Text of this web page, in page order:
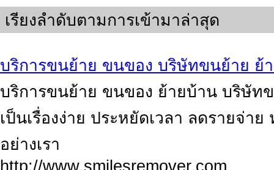
เรียงลำดับตามการเข้ามาล่าสุด
บริการขนย้าย ขนของ บริษัทขนย้าย ย้
บริการขนย้าย ขนของ ย้ายบ้าน บริษั
เป็นเรื่องง่าย ประหยัดเวลา ลดรายจ่า
อย่างเรา
http://www.smilesremover.com